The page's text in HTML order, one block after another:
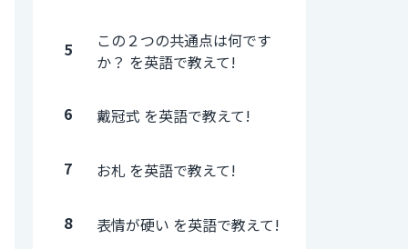
5
この２つの共通点は何です
か？ を英語で教えて!
6 戴冠式 を英語で教えて!
7 お札 を英語で教えて!
8 表情が硬い を英語で教えて!